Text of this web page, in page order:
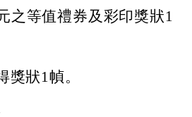
之等值禮券及彩印獎狀1
狀1幀。